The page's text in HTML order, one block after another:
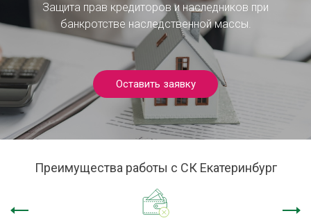
Автоюрист
Страховые споры
Страховой консалтинг
Защита должника
Защита сделки
Защита прав кредиторов и наследников при
банкротстве наследственной массы.
Оставить заявку
Преимущества работы с СК Екатеринбург